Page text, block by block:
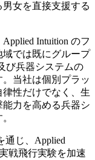
女を直接支援する
Intuition のフ
域では既にグループ
び兵器システムの
当社は個別プラッ
律性だけでなく、生
力を高める兵器シ
通じ、Applied
戦飛行実験を加速